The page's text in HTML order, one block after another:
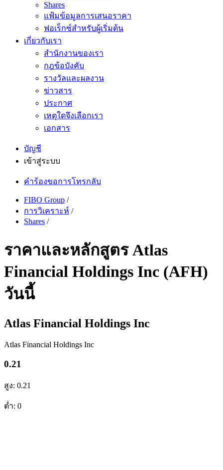
Shares
แฟ้มข้อมูลการเสนอราคา
ฟอเร็กซ์สำหรับผู้เริ่มต้น
เกี่ยวกับเรา
สำนักงานของเรา
กฎข้อบังคับ
รางวัลและผลงาน
ข่าวสาร
ประกาศ
เหตุใดจึงเลือกเรา
เอกสาร
บัญชี
เข้าสู่ระบบ
คำร้องขอการโทรกลับ
FIBO Group /
การวิเคราะห์ /
Shares /
ราคาและหลักสูตร Atlas
Financial Holdings Inc (AFH)
วันนี้
Atlas Financial Holdings Inc
Atlas Financial Holdings Inc
0.21
สูง: 0.21
ต่ำ: 0